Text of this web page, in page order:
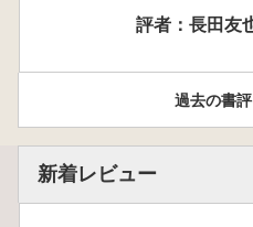
評者：長田友
過去の書
新着レビュー